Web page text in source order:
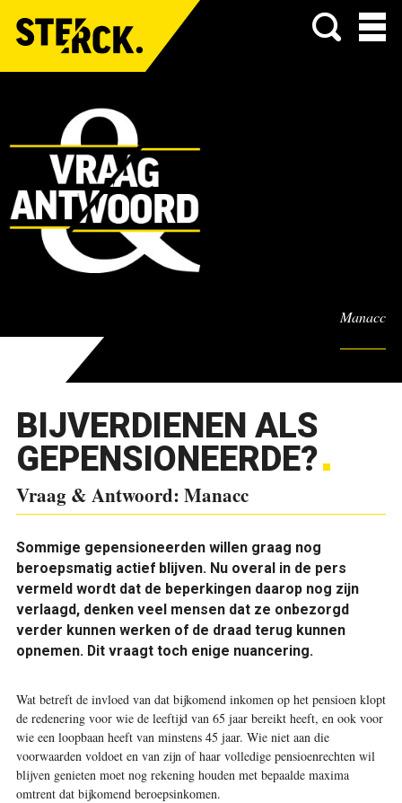
Menu
Manacc
BIJVERDIENEN ALS
GEPENSIONEERDE?
Vraag & Antwoord: Manacc
Sommige gepensioneerden willen graag nog
beroepsmatig actief blijven. Nu overal in de pers
vermeld wordt dat de beperkingen daarop nog zijn
verlaagd, denken veel mensen dat ze onbezorgd
verder kunnen werken of de draad terug kunnen
opnemen. Dit vraagt toch enige nuancering.
Wat betreft de invloed van dat bijkomend inkomen op het pensioen klopt
de redenering voor wie de leeftijd van 65 jaar bereikt heeft, en ook voor
wie een loopbaan heeft van minstens 45 jaar. Wie niet aan die
voorwaarden voldoet en van zijn of haar volledige pensioenrechten wil
blijven genieten moet nog rekening houden met bepaalde maxima
omtrent dat bijkomend beroepsinkomen.